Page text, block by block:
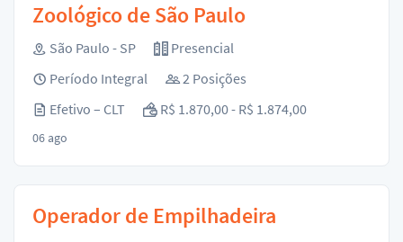
Zoológico de São Paulo
São Paulo - SP
Presencial
Período Integral
2 Posições
Efetivo – CLT
R$ 1.870,00 - R$ 1.874,00
06 ago
Operador de Empilhadeira